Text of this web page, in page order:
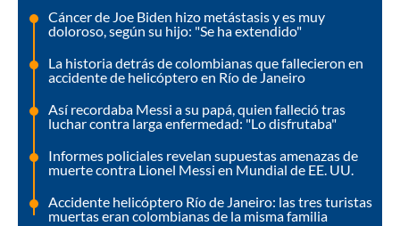
Cáncer de Joe Biden hizo metástasis y es muy
doloroso, según su hijo: "Se ha extendido"
La historia detrás de colombianas que fallecieron en
accidente de helicóptero en Río de Janeiro
Así recordaba Messi a su papá, quien falleció tras
luchar contra larga enfermedad: "Lo disfrutaba"
Informes policiales revelan supuestas amenazas de
muerte contra Lionel Messi en Mundial de EE. UU.
Accidente helicóptero Río de Janeiro: las tres turistas
muertas eran colombianas de la misma familia